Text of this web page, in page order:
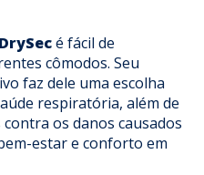
DrySecé fácil de
cômodos. Seu
faz dele uma escolha
respiratória, além de
os danos causados
estar e conforto em